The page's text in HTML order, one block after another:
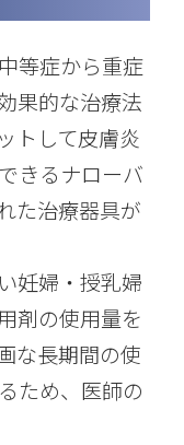
等症から重症
果的な治療法
トして皮膚炎
きるナローバ
た治療器具が
妊婦・授乳婦
剤の使用量を
な長期間の使
ため、医師の